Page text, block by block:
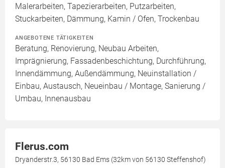
Malerarbeiten, Tapezierarbeiten, Putzarbeiten,
Stuckarbeiten, Dämmung, Kamin / Ofen, Trockenbau
ANGEBOTENE TÄTIGKEITEN
Beratung, Renovierung, Neubau Arbeiten,
Imprägnierung, Fassadenbeschichtung, Durchführung,
Innendämmung, Außendämmung, Neuinstallation /
Einbau, Austausch, Neueinbau / Montage, Sanierung /
Umbau, Innenausbau
Flerus.com
Dryanderstr.3, 56130 Bad Ems (32km von 56130 Steffenshof)